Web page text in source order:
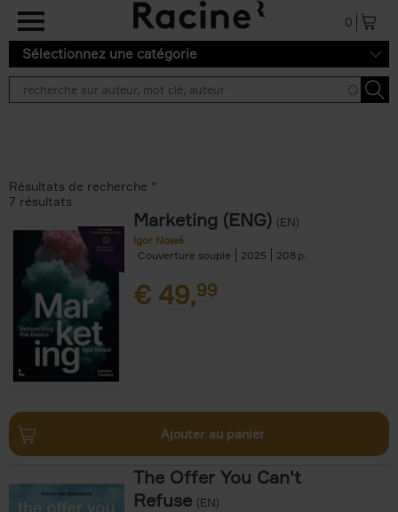
Aller au contenu principal
0
Sélectionnez une catégorie
Résultats de recherche ''
7 résultats
Marketing (ENG) (EN)
Igor Nowé
Couverture souple
2025 208
€ 49,99
Ajouter au panier
The Offer You Can't
Refuse (EN)